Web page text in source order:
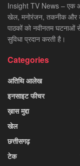
Insight TV News – एक
खेल, मनोरंजन, तकनीक और
पाठकों को नवीनतम
सुविधा प्रदान करती है।
Categories
अतिथि आलेख
इनसाइट फीचर
ख़ास मुद्दा
खेल
छत्तीसगढ़
टेक